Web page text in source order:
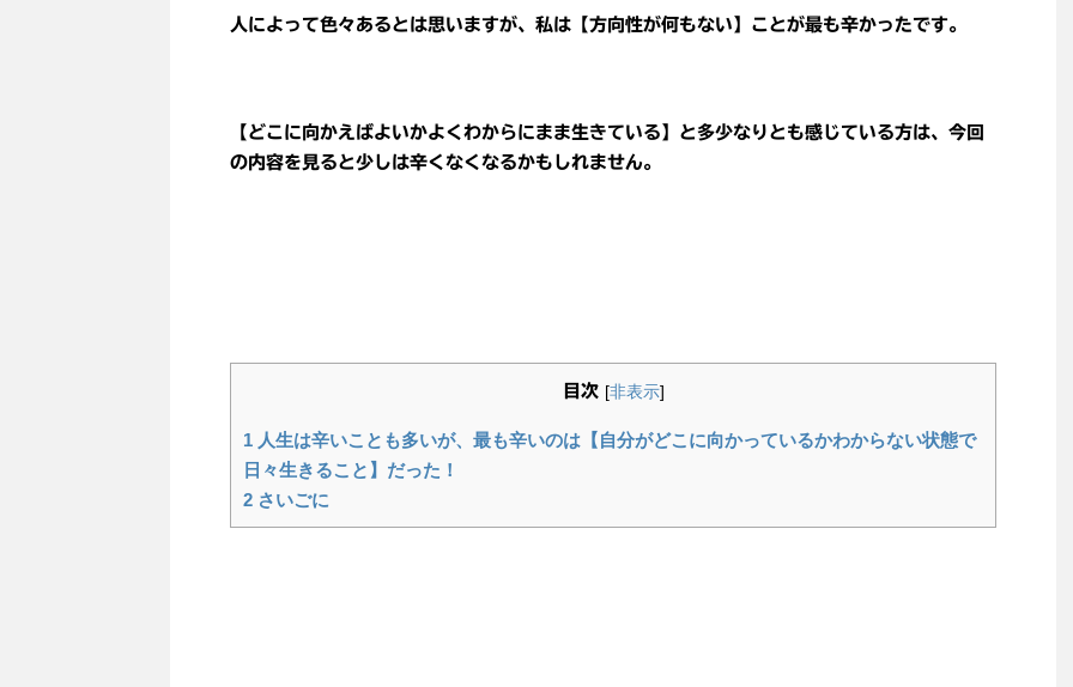
人によって色々あるとは思いますが、私は【方向性が何もない】ことが最も辛かったです。
【どこに向かえばよいかよくわからにまま生きている】と多少なりとも感じている方は、今回
の内容を見ると少しは辛くなくなるかもしれません。
目次 [非表示]
1 人生は辛いことも多いが、最も辛いのは【自分がどこに向かっているかわからない状態で
日々生きること】だった！
2 さいごに